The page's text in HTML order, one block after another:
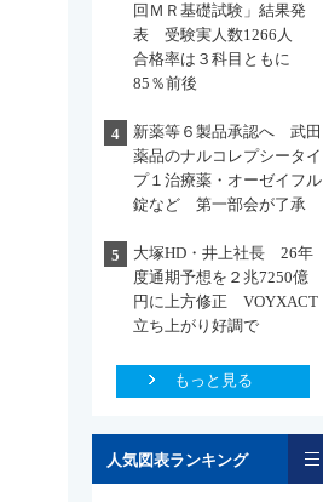
回ＭＲ基礎試験」結果発
表 受験実人数1266人
合格率は３科目ともに
85％前後
4
新薬等６製品承認へ 武田
薬品のナルコレプシータイ
プ１治療薬・オーゼイフル
錠など 第一部会が了承
5
大塚HD・井上社長 26年
度通期予想を２兆7250億
円に上方修正 VOYXACT
立ち上がり好調で
もっと見る
人気図表ランキング